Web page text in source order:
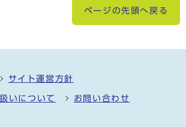
ページの先頭へ戻る
サイト運営方針
いについて お問い合わせ